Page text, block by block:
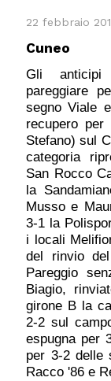
22 febbraio
Cuneo
Gli anticipi
pareggiare
segno Viale
recupero
Stefano) sul
categoria
San Rocco
la
Musso e
3-1 la
i locali
del rinvio
Pareggio
Biagio,
girone B la
2-2 sul
espugna per
per 3-2 delle
Racco '86 e